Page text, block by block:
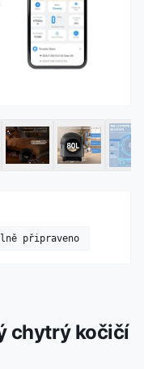
připraveno
chytrý kočičí